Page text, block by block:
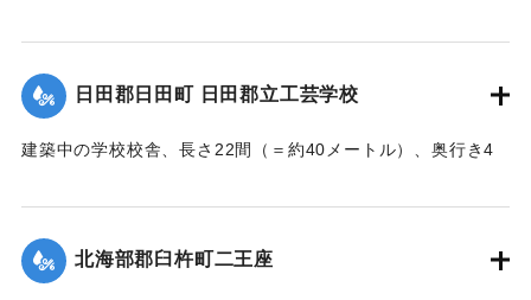
額は2000円の見込み。
【出典：大分新聞 大正7年7月16日7面（15日夕刊）】
｜固有コード: 002680196
日田郡日田町 日田郡立工芸学校
建築中の学校校舎、長さ22間（＝約40メートル）、奥行き4
校舎は6分方しか竣成しておらず、損害は軽微だった。
【出典：大分新聞 大正7年7月16日7面（15日夕刊）】
北海部郡臼杵町二王座